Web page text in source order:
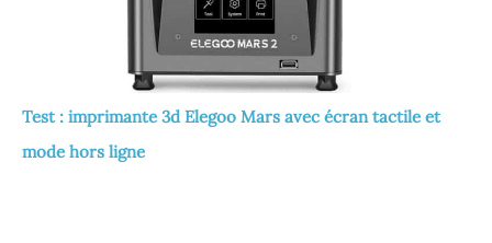
Test : imprimante 3d Elegoo Mars avec écran tactile et
mode hors ligne